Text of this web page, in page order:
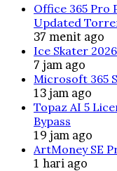
Office 365 Pro
Updated
37 menit ago
Ice Skater
7 jam ago
Microsoft 365
13 jam ago
Topaz AI 5
Bypass
19 jam ago
ArtMoney SE
1 hari ago